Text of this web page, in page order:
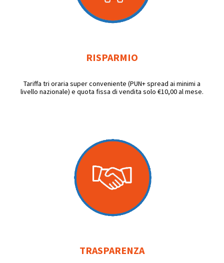
RISPARMIO
Tariffa tri oraria super conveniente (PUN+ spread ai minimi a
livello nazionale) e quota fissa di vendita solo €10,00 al mese.
TRASPARENZA